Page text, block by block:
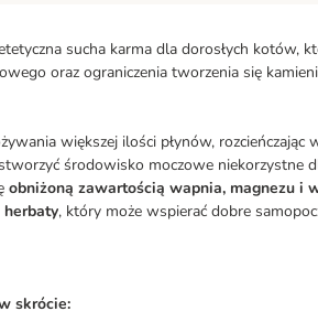
sucha karma dla dorosłych kotów,
oraz ograniczenia tworzenia się
większej ilości płynów, rozcieńczając
środowisko moczowe niekorzystne
obniżoną zawartością wapnia, magnezu i
, który może wspierać dobre
skrócie: